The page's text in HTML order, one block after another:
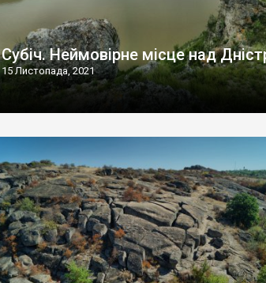
Субіч. Неймовірне місце над
15 Листопада, 2021